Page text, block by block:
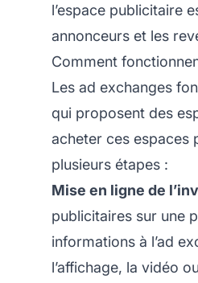
l’espace publicitaire
annonceurs et les
Comment
Les ad exchanges
qui proposent des
acheter ces espaces
plusieurs étapes :
Mise en ligne de
publicitaires sur une
informations à l’ad
l’affichage, la vidéo